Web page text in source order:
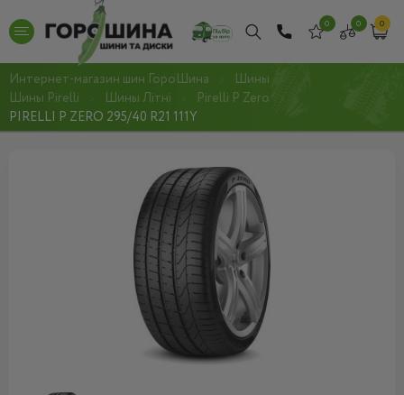
0 0 0
Интернет-магазин шин ГороШина
Шины
Шины Pirelli
Шины Літні
Pirelli P Zero
PIRELLI P ZERO 295/40 R21 111Y